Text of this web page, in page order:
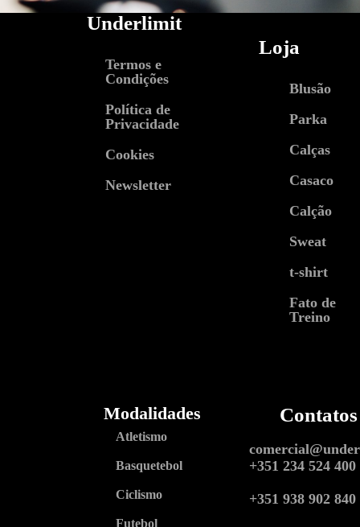
Underlimit
Termos e
Condições
Política de
Privacidade
Cookies
Newsletter
Loja
Blusão
Parka
Calças
Casaco
Calção
Sweat
t-shirt
Fato de
Treino
Modalidades
Atletismo
Basquetebol
Ciclismo
Futebol
Contatos
+351 234 524 400
+351 938 902 840